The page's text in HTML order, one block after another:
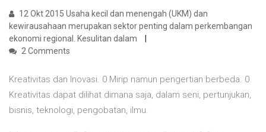
12 Okt 2015 Usaha kecil dan menengah (UKM) dan
kewirausahaan merupakan sektor penting dalam perkembangan
ekonomi regional. Kesulitan dalam
2 Comments
Kreativitas dan Inovasi. 0 Mirip namun pengertian berbeda. 0
Kreativitas dapat dilihat dimana saja, dalam seni, pertunjukan,
bisnis, teknologi, pengobatan, ilmu.